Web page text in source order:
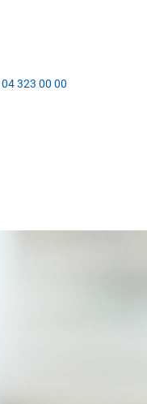
04 323 00 00